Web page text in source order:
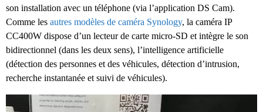
son installation avec un téléphone (via l’application DS Cam).
Comme les autres modèles de caméra Synology, la caméra IP
CC400W dispose d’un lecteur de carte micro-SD et intègre le son
bidirectionnel (dans les deux sens), l’intelligence artificielle
(détection des personnes et des véhicules, détection d’intrusion,
recherche instantanée et suivi de véhicules).